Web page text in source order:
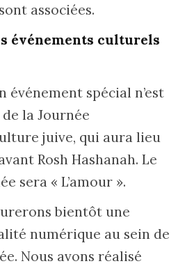
associées.
événements culturels
événement spécial n’est
la Journée
juive, qui aura lieu
Rosh Hashanah. Le
sera « L’amour ».
bientôt une
numérique au sein de
Nous avons réalisé